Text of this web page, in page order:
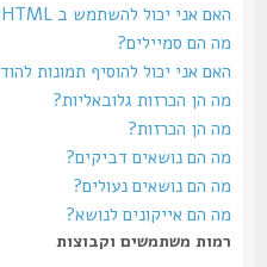
האם אני יכול להשתמש ב HTML?
מה הם סמיילים?
האם אני יכול להוסיף תמונות להודעות?
מה הן הכרזות גלובאליות?
מה הן הכרזות?
מה הם נושאים דביקים?
מה הם נושאים נעולים?
מה הם אייקונים לנושא?
רמות משתמשים וקבוצות